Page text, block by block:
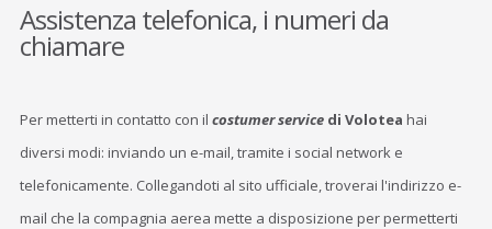
Assistenza telefonica, i numeri da
chiamare
Per metterti in contatto con il costumer servicedi Volotea hai
diversi modi: inviando un e-mail, tramite i social network e
telefonicamente. Collegandoti al sito ufficiale, troverai l'indirizzo e-
mail che la compagnia aerea mette a disposizione per permetterti